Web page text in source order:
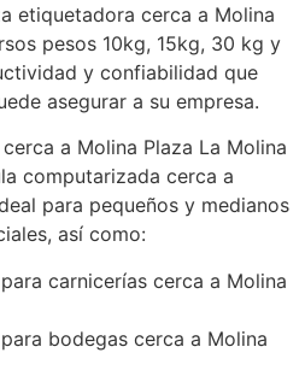
etiquetadora cerca a Molina
pesos 10kg, 15kg, 30 kg y
y confiabilidad que
asegurar a su empresa.
a Molina Plaza La Molina
computarizada cerca a
para pequeños y medianos
así como:
carnicerías cerca a Molina
bodegas cerca a Molina